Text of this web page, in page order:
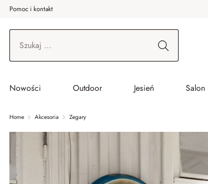
do wątku głównego
Przejdź do wyszukiwania
Przejdź do głównej nawigacji
Pomoc i kontakt
Nowości Outdoor Jesień Salon
Home Akcesoria Zegary